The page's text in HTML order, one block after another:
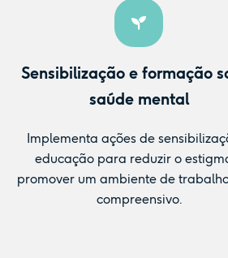
Sensibilização e formação
saúde mental
Implementa ações de
educação para reduzir o
promover um ambiente de
compreensivo.